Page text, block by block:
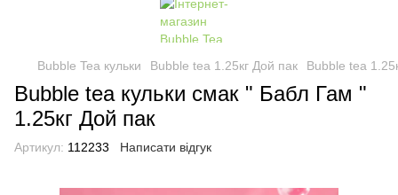
Bubble Tea кульки Bubble tea 1.25кг Дой пак Bubble tea
Bubble tea кульки смак " Бабл Гам "
1.25кг Дой пак
Артикул: 112233 Написати відгук